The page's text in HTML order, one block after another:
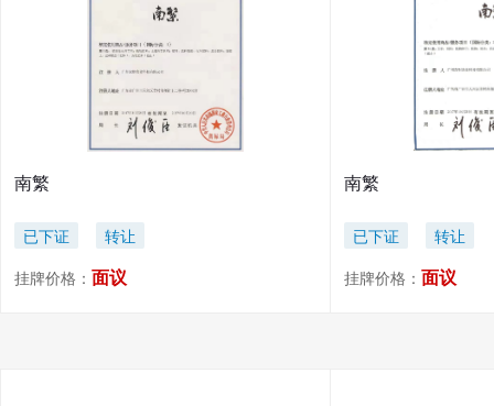
南繁
已下证
转让
挂牌价格： 面议
南繁
已下证
转让
挂牌价格： 面议